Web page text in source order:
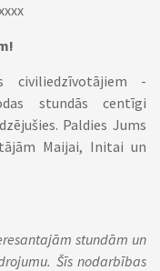
civiliedzīvotājiem -
stundās centīgi
Paldies Jums
Maijai, Initai un
stundām un
Šīs nodarbības